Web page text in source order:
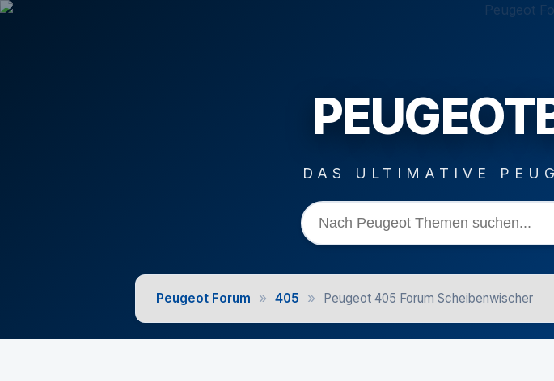
DAS ULTIMATIVE
Peugeot Forum » 405 » Peugeot 405 Forum Scheibenwischer